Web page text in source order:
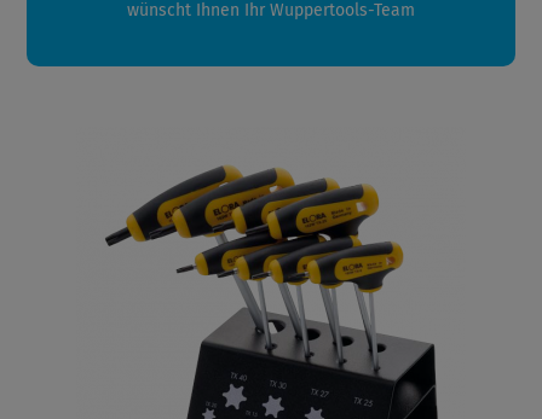
wünscht Ihnen Ihr Wuppertools-Team